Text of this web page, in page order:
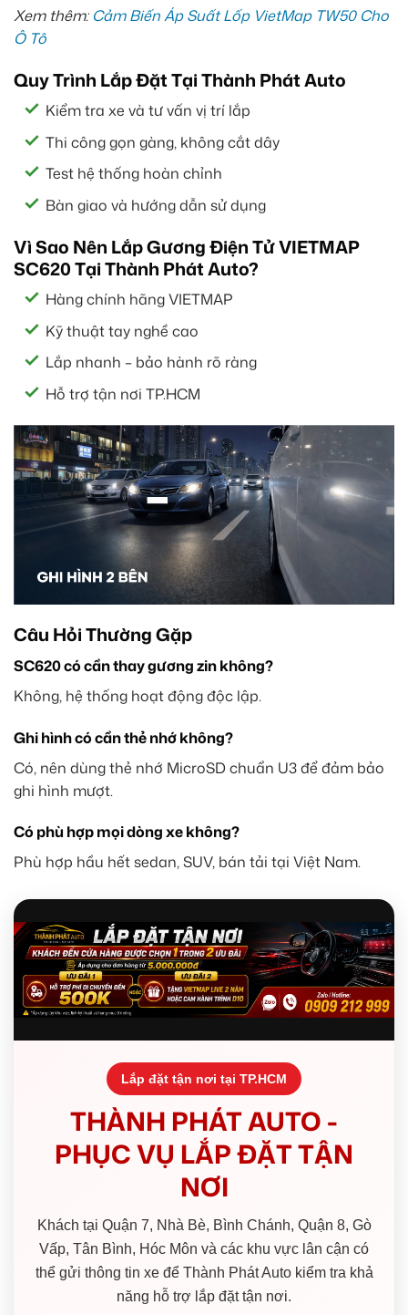
Xem thêm: Cảm Biến Áp Suất Lốp VietMap TW50 Cho
Ô Tô
Quy Trình Lắp Đặt Tại Thành Phát Auto
Kiểm tra xe và tư vấn vị trí lắp
Thi công gọn gàng, không cắt dây
Test hệ thống hoàn chỉnh
Bàn giao và hướng dẫn sử dụng
Vì Sao Nên Lắp Gương Điện Tử VIETMAP
SC620 Tại Thành Phát Auto?
Hàng chính hãng VIETMAP
Kỹ thuật tay nghề cao
Lắp nhanh – bảo hành rõ ràng
Hỗ trợ tận nơi TP.HCM
Câu Hỏi Thường Gặp
SC620 có cần thay gương zin không?
Không, hệ thống hoạt động độc lập.
Ghi hình có cần thẻ nhớ không?
Có, nên dùng thẻ nhớ MicroSD chuẩn U3 để đảm bảo
ghi hình mượt.
Có phù hợp mọi dòng xe không?
Phù hợp hầu hết sedan, SUV, bán tải tại Việt Nam.
Lắp đặt tận nơi tại TP.HCM
THÀNH PHÁT AUTO -
PHỤC VỤ LẮP ĐẶT TẬN
NƠI
Khách tại Quận 7, Nhà Bè, Bình Chánh, Quận 8, Gò
Vấp, Tân Bình, Hóc Môn và các khu vực lân cận có
thể gửi thông tin xe để Thành Phát Auto kiểm tra khả
năng hỗ trợ lắp đặt tận nơi.